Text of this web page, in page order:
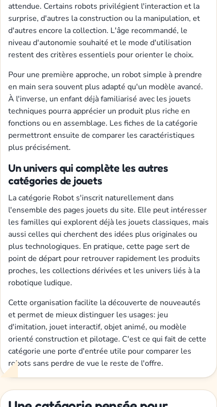
attendue. Certains robots privilégient l'interaction et la
surprise, d'autres la construction ou la manipulation, et
d'autres encore la collection. L'âge recommandé, le
niveau d'autonomie souhaité et le mode d'utilisation
restent des critères essentiels pour orienter le choix.
Pour une première approche, un robot simple à prendre
en main sera souvent plus adapté qu'un modèle avancé.
À l'inverse, un enfant déjà familiarisé avec les jouets
techniques pourra apprécier un produit plus riche en
fonctions ou en assemblage. Les fiches de la catégorie
permettront ensuite de comparer les caractéristiques
plus précisément.
Un univers qui complète les autres
catégories de jouets
La catégorie Robot s'inscrit naturellement dans
l'ensemble des pages jouets du site. Elle peut intéresser
les familles qui explorent déjà les jouets classiques, mais
aussi celles qui cherchent des idées plus originales ou
plus technologiques. En pratique, cette page sert de
point de départ pour retrouver rapidement les produits
proches, les collections dérivées et les univers liés à la
robotique ludique.
Cette organisation facilite la découverte de nouveautés
et permet de mieux distinguer les usages: jeu
d'imitation, jouet interactif, objet animé, ou modèle
orienté construction et pilotage. C'est ce qui fait de cette
catégorie une porte d'entrée utile pour comparer les
robots sans perdre de vue le reste de l'offre.